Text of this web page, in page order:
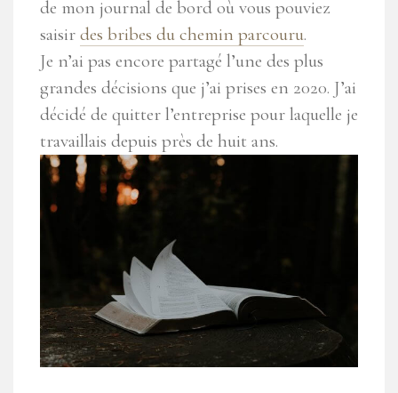
de mon journal de bord où vous pouviez
saisir des bribes du chemin parcouru.
Je n’ai pas encore partagé l’une des plus
grandes décisions que j’ai prises en 2020. J’ai
décidé de quitter l’entreprise pour laquelle je
travaillais depuis près de huit ans.